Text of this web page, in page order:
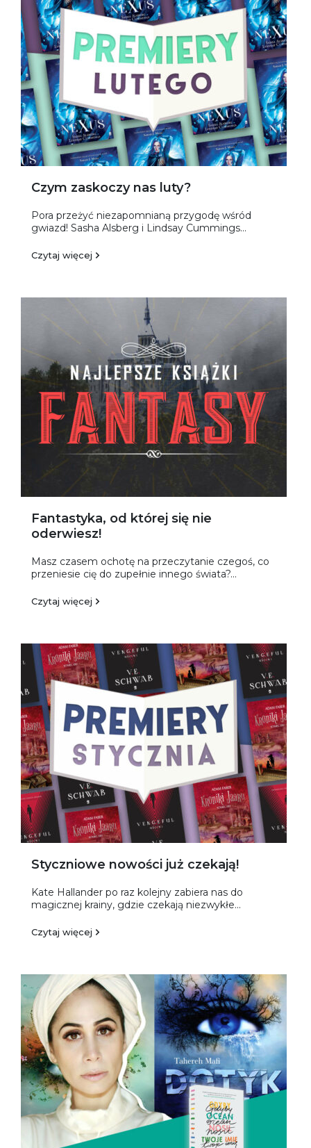
Czym zaskoczy nas luty?
Pora przeżyć niezapomnianą przygodę wśród
gwiazd! Sasha Alsberg i Lindsay Cummings...
Czytaj więcej
Fantastyka, od której się nie
oderwiesz!
Masz czasem ochotę na przeczytanie czegoś, co
przeniesie cię do zupełnie innego świata?...
Czytaj więcej
Styczniowe nowości już czekają!
Kate Hallander po raz kolejny zabiera nas do
magicznej krainy, gdzie czekają niezwykłe...
Czytaj więcej